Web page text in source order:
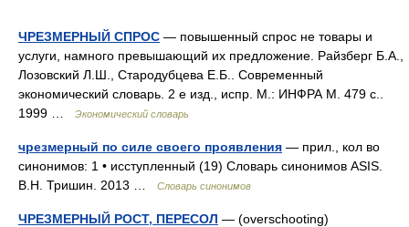
ЧРЕЗМЕРНЫЙ СПРОС — повышенный спрос не товары и
услуги, намного превышающий их предложение. Райзберг Б.А.,
Лозовский Л.Ш., Стародубцева Е.Б.. Современный
экономический словарь. 2 е изд., испр. М.: ИНФРА М. 479 с..
1999 …
Экономический словарь
чрезмерный по силе своего проявления — прил., кол во
синонимов: 1 • исступленный (19) Словарь синонимов ASIS.
В.Н. Тришин. 2013 …
Словарь синонимов
ЧРЕЗМЕРНЫЙ РОСТ, ПЕРЕСОЛ — (overschooting)